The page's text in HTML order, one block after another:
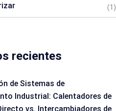
(1)
recientes
de Sistemas de
Industrial: Calentadores de
vs. Intercambiadores de